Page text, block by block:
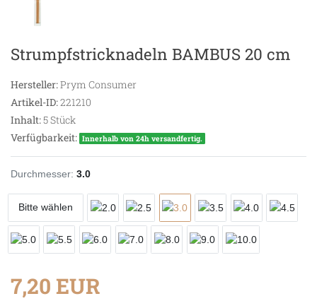
Strumpfstricknadeln BAMBUS 20 cm
Hersteller:Prym Consumer
Artikel-ID:221210
Inhalt:5Stück
Verfügbarkeit: Innerhalb von 24h versandfertig.
Durchmesser: 3.0
Bitte wählen
7,20 EUR